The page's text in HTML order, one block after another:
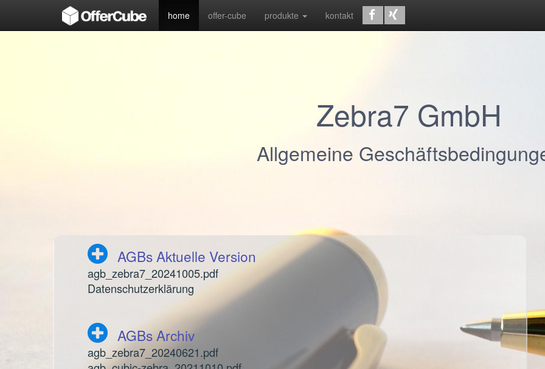
home offer-cube produkte kontakt
Zebra7 GmbH
Allgemeine
AGBs Aktuelle Version
agb_zebra7_20241005.pdf
Datenschutzerklärung
AGBs Archiv
agb_zebra7_20240621.pdf